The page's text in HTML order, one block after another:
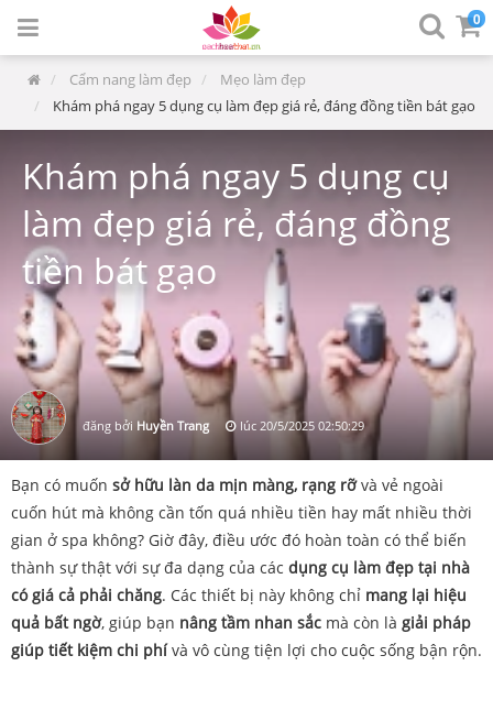
0
Cẩm nang làm đẹp
Mẹo làm đẹp
Khám phá ngay 5 dụng cụ làm đẹp giá rẻ, đáng đồng tiền bát gạo
Khám phá ngay 5 dụng cụ
làm đẹp giá rẻ, đáng đồng
tiền bát gạo
đăng bởi Huyền Trang lúc 20/5/2025 02:50:29
Bạn có muốn sở hữu làn da mịn màng, rạng rỡvà vẻ ngoài
cuốn hút mà không cần tốn quá nhiều tiền hay mất nhiều thời
gian ở spa không? Giờ đây, điều ước đó hoàn toàn có thể biến
thành sự thật với sự đa dạng của các dụng cụ làm đẹp tại nhà
có giá cả phải chăng. Các thiết bị này không chỉ mang lại hiệu
quả bất ngờ, giúp bạn nâng tầm nhan sắc mà còn là giải pháp
giúp tiết kiệm chi phívà vô cùng tiện lợi cho cuộc sống bận rộn.